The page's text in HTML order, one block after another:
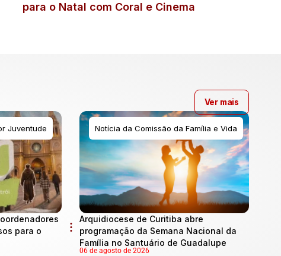
para o Natal com Coral e Cinema
Juventude
para o
Notícia da Comissão da Família e Vida
Arquidiocese de Curitiba abre
programação da Semana Nacional da
Família no Santuário de Guadalupe
06 de agosto de 2026
Ver mais